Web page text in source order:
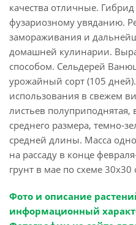
качества отличные.
фузариозному увяданию.
замораживания и
домашней кулинарии.
способом. Сельдерей
урожайный сорт (105
использования в свежем
листьев
среднего размера, темно-
средней длины. Масса
на рассаду в конце
грунт в мае по схеме 30х30
Фото и описание
информационный